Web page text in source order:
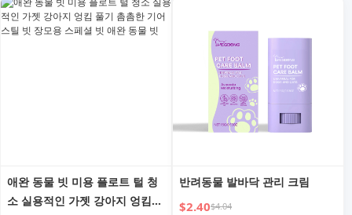
애완 동물 빗 미용 플로트 털 청
소 실용적인 가젯 강아지 엉킴
반려동물 발바닥 관리 크림
$2.40$4.04